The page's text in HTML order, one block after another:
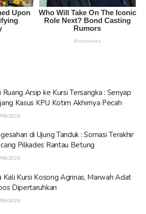
Ruang Arsip ke Kursi Tersangka : Senyap
Kasus KPU Kotim Akhirnya Pecah
2026
di Ujung Tanduk : Somasi Terakhir
Pilkades Rantau Betung
2026
Kali Kursi Kosong Agrinas, Marwah Adat
Dipertaruhkan
2026